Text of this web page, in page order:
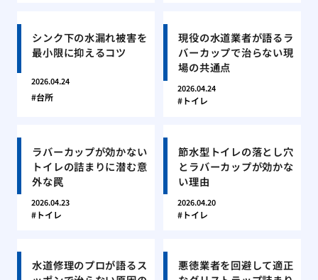
シンク下の水漏れ被害を
最小限に抑えるコツ
2026.04.24
台所
現役の水道業者が語るラ
バーカップで治らない現
場の共通点
2026.04.24
トイレ
ラバーカップが効かない
トイレの詰まりに潜む意
外な罠
2026.04.23
トイレ
節水型トイレの落とし穴
とラバーカップが効かな
い理由
2026.04.20
トイレ
水道修理のプロが語るス
悪徳業者を回避して適正